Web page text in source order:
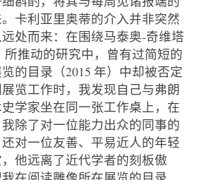
卡利亚里奥蒂的介入并非突然
处而来：在围绕马泰奥-奇维塔
所推动的研究中，曾有过简短的
的目录（2015 年）中却被否定
览工作时，我发现自己与弗朗
学家坐在同一张工作桌上，在
除了对一位能力出众的同事的
对一位友善、平易近人的年轻
他远离了近代学者的刻板傲